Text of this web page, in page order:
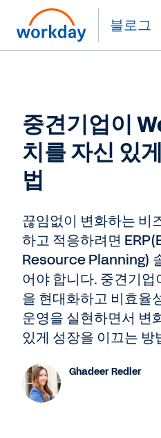
블로그
중견기업이
치를 자신 있
법
끊임없이 변화하는 비
하고 적응하려면
Resource Planning)
어야 합니다. 중견기업
을 현대화하고 비효율
운영을 실현하면서 변
있게 성장을 이끄는 방
Ghadeer Redler